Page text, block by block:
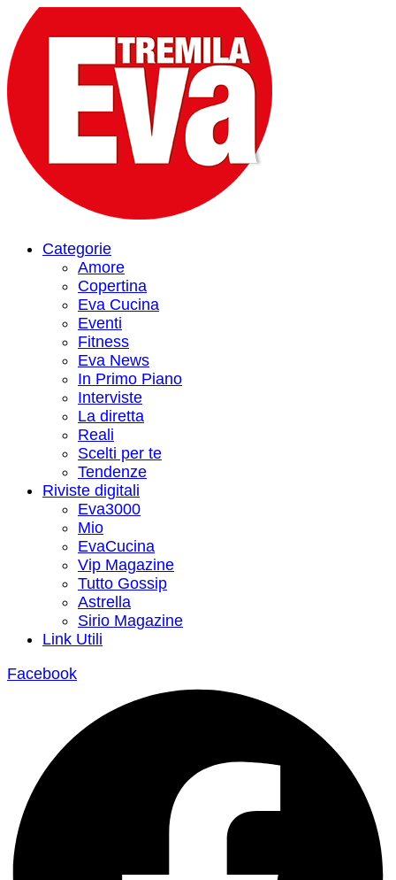
Categorie
Amore
Copertina
Eva Cucina
Eventi
Fitness
Eva News
In Primo Piano
Interviste
La diretta
Reali
Scelti per te
Tendenze
Riviste digitali
Eva3000
Mio
EvaCucina
Vip Magazine
Tutto Gossip
Astrella
Sirio Magazine
Link Utili
Facebook